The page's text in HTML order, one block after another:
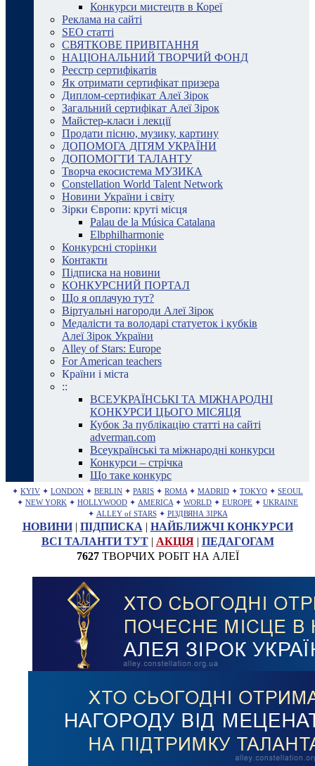
Конкурси мистецтв в Кореї
Реклама на сайті
SEO статті
СВЯТКОВЕ ПРИВІТАННЯ
НАЦІОНАЛЬНИЙ ТВОРЧИЙ ФОНД
Реєстр сертифікатів
Як отримати сертифікат призера
Диплом-сертифікат Алеї Зірок
Загальний сертифікат Алеї Зірок
Майстер-класи і лекції
Продати пісню, музику, картину
ДОПОМОГА ДІТЯМ УКРАЇНИ
ДОПОМОГТИ ТАЛАНТУ
Творча екосистема МУЗИКА
Constellation World Talent Network
Новини України і світу
Зірки Європи: круті місця
Palau de la Música Catalana
Elbphilharmonie
Конкурсні сторінки
Контакти
Підписка на новини
КОНКУРСНИЙ ПОРТАЛ
Що я оплачую тут?
Віртуальні нагороди Алеї Зірок
Медалісти та володарі статуеток і кубків
Алеї Зірок України
Alley of Stars: Europe
For American teachers
Країни і міста
::
ВСЕУКРАЇНСЬКІ ТА МІЖНАРОДНІ
КОНКУРСИ ЦЬОГО МІСЯЦЯ
Кубок За публікацію статті на сайті
adverman.com
Всеукраїнські та міжнародні конкурси
Конкурси – стрічка
Що таке конкурс
✦ KYIV ✦ LONDON ✦ BERLIN ✦ PARIS ✦ ROMA ✦ MADRID ✦ TOKYO ✦ SEOUL
✦ NEW YORK ✦ HOLLYWOOD ✦ AMERICA ✦ WORLD ✦ EUROPE ✦ UKRAINE
✦ ALLEY of STARS ✦ РІЗДВЯНА ЗІРКА
НОВИНИ| ПІДПИСКА | НАЙБЛИЖЧІ КОНКУРСИ
ВСІ ТАЛАНТИ ТУТ| АКЦІЯ| ПЕДАГОГАМ
7627ТВОРЧИХ РОБІТ НА АЛЕЇ